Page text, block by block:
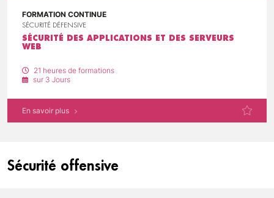
FORMATION CONTINUE
SÉCURITÉ DÉFENSIVE
SÉCURITÉ DES APPLICATIONS ET DES SERVEURS
WEB
21 heures de formations
sur 3 Jours
En savoir plus
Sécurité offensive